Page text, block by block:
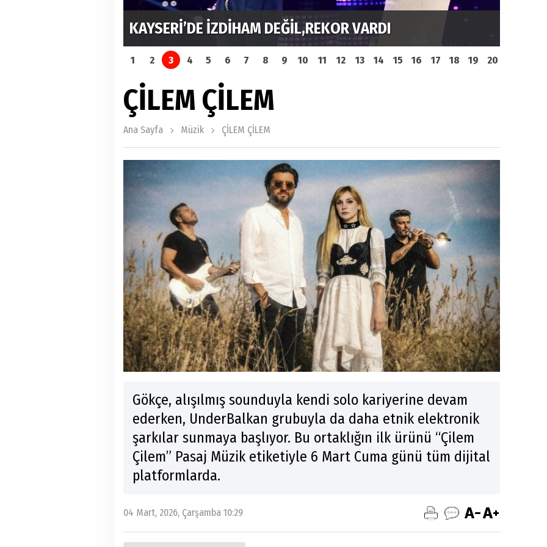
MUSTAFA SANDAL İLE AYNI SAHNEDE PARLADI
1 2 3 4 5 6 7 8 9 10 11 12 13 14 15 16 17 18 19 20
ÇİLEM ÇİLEM
Ana Sayfa Müzik ÇİLEM ÇİLEM
Gökçe, alışılmış sounduyla kendi solo kariyerine devam
ederken, UnderBalkan grubuyla da daha etnik elektronik
şarkılar sunmaya başlıyor. Bu ortaklığın ilk ürünü “Çilem
Çilem” Pasaj Müzik etiketiyle 6 Mart Cuma günü tüm dijital
platformlarda.
04 Mart, 2026, Çarşamba 10:29